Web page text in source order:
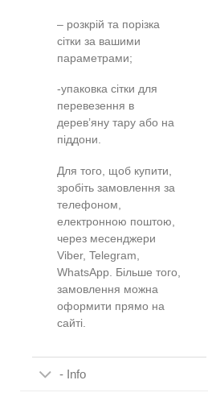
– розкрій та порізка
сітки за вашими
параметрами;
-упаковка сітки для
перевезення в
дерев’яну тару або на
піддони.
Для того, щоб купити,
зробіть замовлення за
телефоном,
електронною поштою,
через месенджери
Viber, Telegram,
WhatsApp. Більше того,
замовлення можна
оформити прямо на
сайті.
- Info